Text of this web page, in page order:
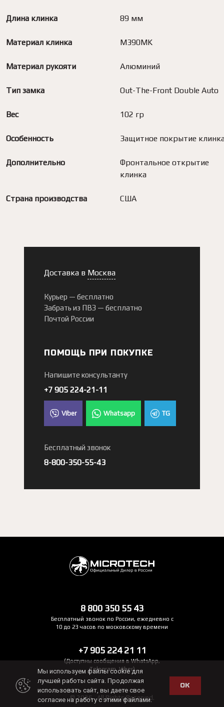
Длина клинка 89 мм
Материал клинка M390MK
Материал рукояти Алюминий
Тип замка Out-The-Front Double Auto
Вес 102 гр
Особенность Защитное покрытие
Дополнительно
Фронтальное открытие
клинка
Страна производства США
Доставка в Москва
Курьер — бесплатно
Забрать из ПВЗ — бесплатно
Почтой России
ПОМОЩЬ ПРИ ПОКУПКЕ
Напишите консультанту
+7 905 224-21-11
Viber Whatsapp TG
Бесплатный звонок
8-800-350-55-43
8 800 350 55 43
Бесплатный звонок по России, ежедневно с
10 до 23 часов по московскому времени
+7 905 224 21 11
(Доступны сообщения в WhatsApp,
Telegram, Viber)
© 2026 . All Rights Reserved.
Мы используем файлы cookie для
лучшей работы сайта. Продолжая
использовать сайт, вы даете свое
согласие на работу с этими файлами.
ОК